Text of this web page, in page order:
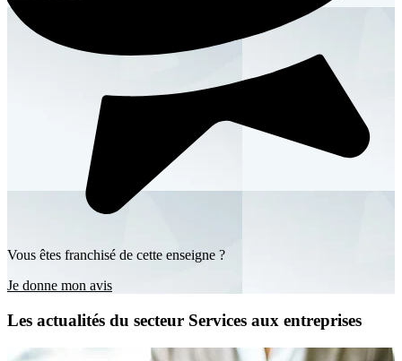
Vous êtes franchisé de cette enseigne ?
Je donne mon avis
Les actualités du secteur Services aux entreprises